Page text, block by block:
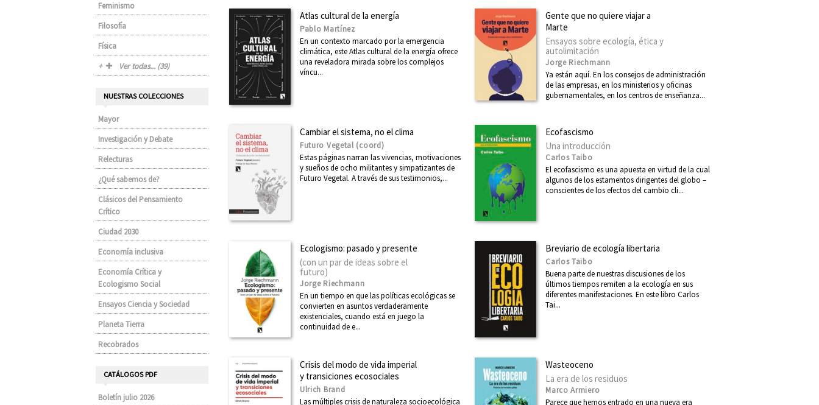
Feminismo
Filosofía
Física
Ver todas... (39)
NUESTRAS COLECCIONES
Mayor
Investigación y Debate
Relecturas
¿Qué sabemos de?
Clásicos del Pensamiento
Crítico
Ciudad 2030
Economía inclusiva
Economía Crítica y
Ecologismo Social
Ensayos Ciencia y Sociedad
Planeta Tierra
Recobrados
CATÁLOGOS PDF
Boletín julio 2026
Atlas cultural de la energía
Pablo Martínez
En un contexto marcado por la emergencia
climática, este Atlas cultural de la energía ofrece
una reveladora mirada sobre los complejos
víncu...
Gente que no quiere viajar a
Marte
Ensayos sobre ecología, ética y
autolimitación
Jorge Riechmann
Ya están aquí. En los consejos de administración
de las empresas, en los ministerios y oficinas
gubernamentales, en los centros de enseñanza...
Cambiar el sistema, no el clima
Futuro Vegetal (coord)
Estas páginas narran las vivencias, motivaciones
y sueños de ocho militantes y simpatizantes de
Futuro Vegetal. A través de sus testimonios,...
Ecofascismo
Una introducción
Carlos Taibo
El ecofascismo es una apuesta en virtud de la cual
algunos de los estamentos dirigentes del globo –
conscientes de los efectos del cambio cli...
Ecologismo: pasado y presente
(con un par de ideas sobre el
futuro)
Jorge Riechmann
En un tiempo en que las políticas ecológicas se
convierten en asuntos verdaderamente
existenciales, cuando está en juego la
continuidad de e...
Breviario de ecología libertaria
Carlos Taibo
Buena parte de nuestras discusiones de los
últimos tiempos remiten a la ecología en sus
diferentes manifestaciones. En este libro Carlos
Tai...
Crisis del modo de vida imperial
y transiciones ecosociales
Ulrich Brand
Las múltiples crisis de naturaleza socioecológica
Wasteoceno
La era de los residuos
Marco Armiero
Parece que hemos entrado en una nueva era